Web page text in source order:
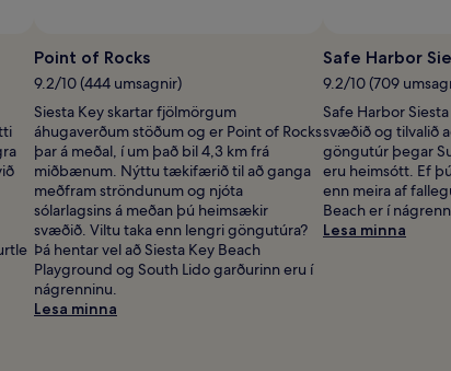
Point of Rocks
9.2/10 (444 umsagnir)
Siesta Key skartar fjölmörgum
áhugaverðum stöðum og er Point of Rocks
þar á meðal, í um það bil 4,3 km frá
miðbænum. Nýttu tækifærið til að ganga
meðfram ströndunum og njóta
sólarlagsins á meðan þú heimsækir
svæðið. Viltu taka enn lengri göngutúra?
Þá hentar vel að Siesta Key Beach
Playground og South Lido garðurinn eru í
nágrenninu.
Lesa minna
Safe Harbor
9.2/10 (709
Safe Harbor
svæðið og tilvalið
göngutúr þegar
eru heimsótt. Ef
enn meira af
Beach er í
Lesa minna